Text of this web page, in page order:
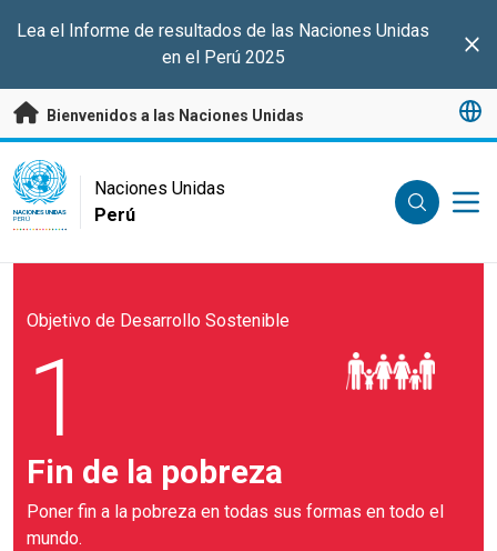
Lea el Informe de resultados de las Naciones Unidas
en el Perú 2025
Bienvenidos a las Naciones Unidas
UN Logo
NACIONES UNIDAS
PERÚ
Naciones Unidas
Perú
Objetivo de Desarrollo Sostenible
1
Fin de la pobreza
Poner fin a la pobreza en todas sus formas en todo el
mundo.